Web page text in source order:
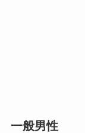
一般男性